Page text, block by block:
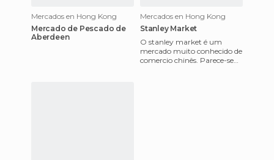
Mercados en Hong Kong
Mercado de Pescado de
Aberdeen
Mercados en Hong Kong
Stanley Market
O stanley market é um
mercado muito conhecido de
comercio chinês. Parece-se